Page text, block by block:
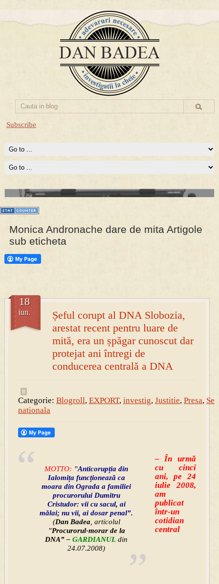
Subscribe
PRESA
Prima mea carte publicata (Nemira)
Averea Presedintelui: prima lucrare despre controversatele
conturi secrete ale Securitatii.
Monica Andronache dare de mita Artigole
sub eticheta
Șeful corupt al DNA Slobozia,
arestat recent pentru luare de
mită, era un șpăgar cunoscut dar
protejat ani întregi de
conducerea centrală a DNA
18
iun.
Categorie: Blogroll, EXPORT, investig, Justitie, Presa,
nationala
MOTTO: ”Anticorupția din
Ialomița funcționează ca
moara din Ograda a familiei
procurorului Dumitru
Cristudor: vii cu sacul, ai
mălai; nu vii, ai dosar penal”.
(Dan Badea , articolul
”Procurorul-morar de la
DNA” –GARDIANUL din
24.07.2008)
– În urmă
cu cinci
ani, pe 24
iulie 2008,
am
publicat
într-un
cotidian
central